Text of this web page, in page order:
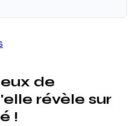
de
révèle sur
!